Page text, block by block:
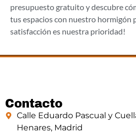
presupuesto gratuito y descubre
tus espacios con nuestro hormigón
satisfacción es nuestra prioridad!
Contacto
Calle Eduardo Pascual y
Henares, Madrid